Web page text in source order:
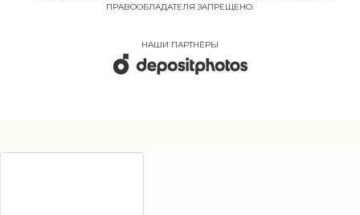
ПРАВООБЛАДАТЕЛЯ ЗАПРЕЩЕНО.
НАШИ ПАРТНËРЫ